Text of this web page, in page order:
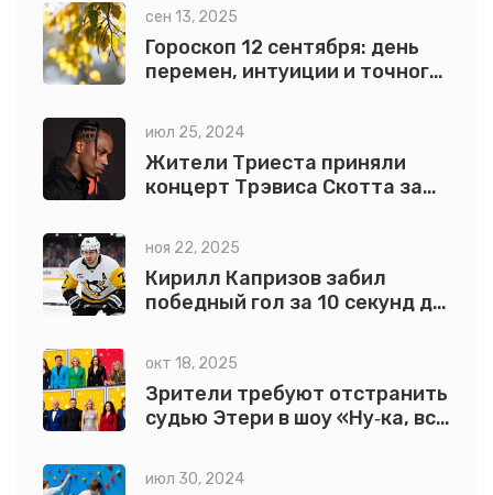
остаётся высоким.сен 13, 2025
Гороскоп 12 сентября: день
перемен, интуиции и точного
июл 25, 2024
Жители Триеста приняли
концерт Трэвиса Скотта за
ноя 22, 2025
Кирилл Капризов забил
победный гол за 10 секунд до
Миннесота победила Вегас 3-
2
окт 18, 2025
Зрители требуют отстранить
судью Этери в шоу «Ну‑ка, всё
июл 30, 2024